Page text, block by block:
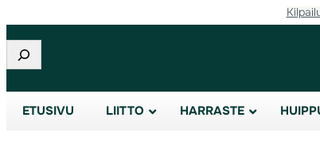
Etsi
ETUSIVU LIITTO HARRASTE